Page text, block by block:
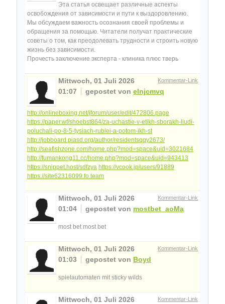
Эта статья освещает различные аспекты
освобождения от зависимости и пути к выздоровлению.
Мы обсуждаем важность осознания своей проблемы и
обращения за помощью. Читатели получат практические
советы о том, как преодолевать трудности и строить новую
жизнь без зависимости.
Прочесть заключение эксперта - клиника плюс тверь
Kommentar-Link
Mittwoch, 01 Juli 2026
01:07
gepostet von elnjcmvq
http://onlineboxing.net/jforum/user/edit/472806.page
https://paper.wf/shoebst864/za-uchastie-v-etikh-sborakh-liudi-
poluchali-po-8-5-tysiach-rublei-a-potom-ikh-st
http://jobboard.piasd.org/author/residentsqqy2673/
http://seafishzone.com/home.php?mod=space&uid=3021684
http://fumankong11.cc/home.php?mod=space&uid=943413
https://snippet.host/sdfzya https://vcook.jp/users/91889
https://site62316099.fo.team
Kommentar-Link
Mittwoch, 01 Juli 2026
01:04
gepostet von mostbet_aoMa
most bet most bet
Kommentar-Link
Mittwoch, 01 Juli 2026
01:03
gepostet von Boyd
spielautomaten mit sticky wilds
Kommentar-Link
Mittwoch, 01 Juli 2026